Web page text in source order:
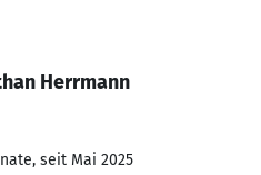
Herrmann
seit Mai 2025